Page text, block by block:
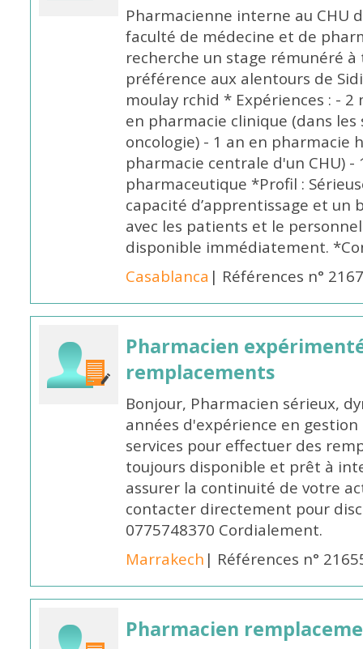
Pharmacienne interne au CHU
faculté de médecine et de
recherche un stage rémunéré
préférence aux alentours de
moulay rchid * Expériences : -
en pharmacie clinique (dans les
oncologie) - 1 an en pharmacie
pharmacie centrale d'un CHU)
pharmaceutique *Profil :
capacité d’apprentissage et un
avec les patients et le
disponible immédiatement.
Casablanca | Références n°
Pharmacien
remplacements
Bonjour, Pharmacien sérieux,
années d'expérience en
services pour effectuer des
toujours disponible et prêt à
assurer la continuité de votre
contacter directement pour
0775748370 Cordialement.
Marrakech | Références n°
Pharmacien